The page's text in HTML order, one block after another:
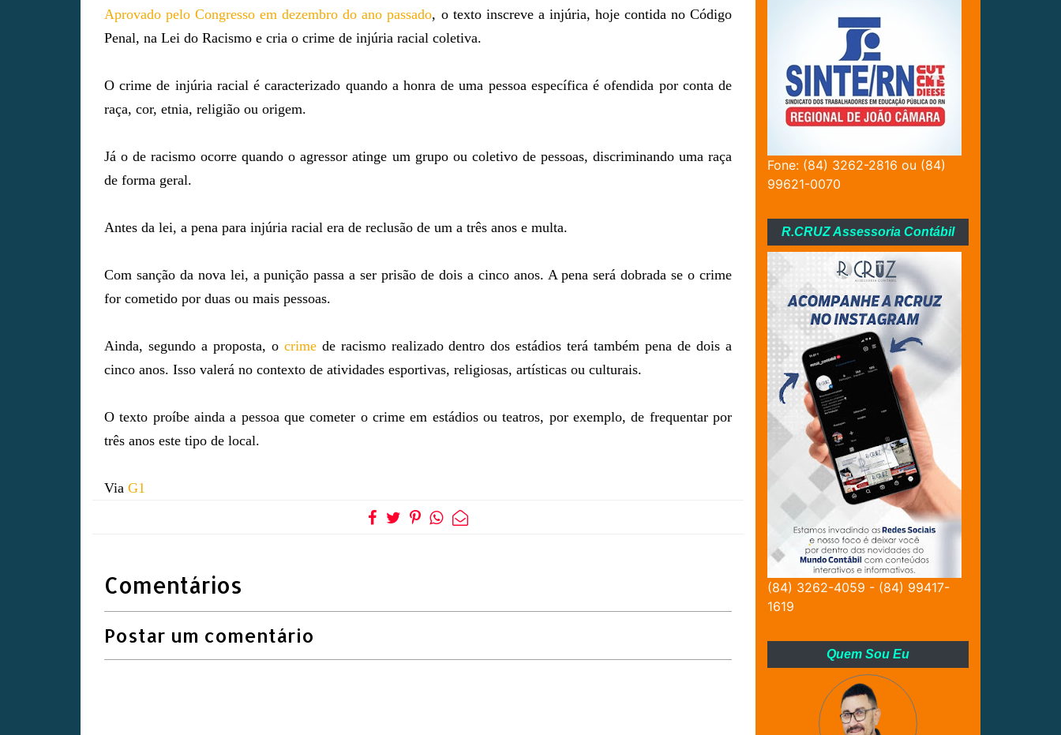
Aprovado pelo Congresso em dezembro do ano passado, o texto inscreve a injúria, hoje contida no Código
Penal, na Lei do Racismo e cria o crime de injúria racial coletiva.
O crime de injúria racial é caracterizado quando a honra de uma pessoa específica é ofendida por conta de
raça, cor, etnia, religião ou origem.
Já o de racismo ocorre quando o agressor atinge um grupo ou coletivo de pessoas, discriminando uma raça
de forma geral.
Antes da lei, a pena para injúria racial era de reclusão de um a três anos e multa.
Com sanção da nova lei, a punição passa a ser prisão de dois a cinco anos. A pena será dobrada se o crime
for cometido por duas ou mais pessoas.
Ainda, segundo a proposta, o crimede racismo realizado dentro dos estádios terá também pena de dois a
cinco anos. Isso valerá no contexto de atividades esportivas, religiosas, artísticas ou culturais.
O texto proíbe ainda a pessoa que cometer o crime em estádios ou teatros, por exemplo, de frequentar por
três anos este tipo de local.
Via G1
Comentários
Postar um comentário
Fone: (84) 3262-2816 ou (84)
99621-0070
R.CRUZ Assessoria Contábil
(84) 3262-4059 - (84) 99417-
1619
Quem Sou Eu